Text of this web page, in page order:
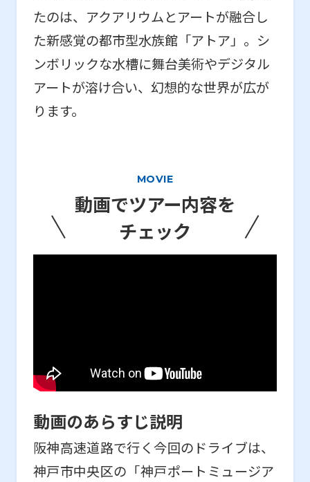
たのは、アクアリウムとアートが融合し
た新感覚の都市型水族館「アトア」。シ
ンボリックな水槽に舞台美術やデジタル
アートが溶け合い、幻想的な世界が広が
ります。
MOVIE
動画でツアー内容を
チェック
動画のあらすじ説明
阪神高速道路で行く今回のドライブは、
神戸市中央区の「神戸ポートミュージア